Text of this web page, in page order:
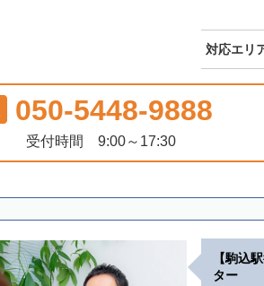
対応エリ
050-5448-9888
受付時間 9:00～17:30
【駒込
ター